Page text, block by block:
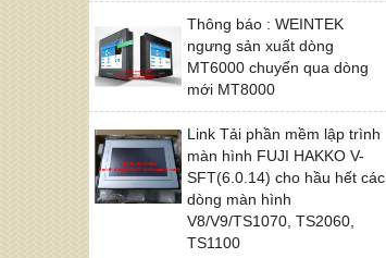
Thông báo : WEINTEK
ngưng sản xuất dòng
MT6000 chuyển qua dòng
mới MT8000
Link Tải phần mềm lập trình
màn hình FUJI HAKKO V-
SFT(6.0.14) cho hầu hết các
dòng màn hình
V8/V9/TS1070, TS2060,
TS1100